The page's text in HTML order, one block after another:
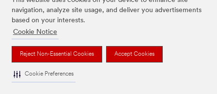
navigation, analyze site usage, and deliver you advertisements
based on your interests.
Cookie Notice
Reject Non-Essential Cookies Accept Cookies
Cookie Preferences